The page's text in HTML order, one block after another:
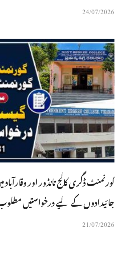
24/07/2026
گورنمنٹ ڈگری کالج تانڈور اور
جائیدادوں کے لیے درخواستیں
21/07/2026